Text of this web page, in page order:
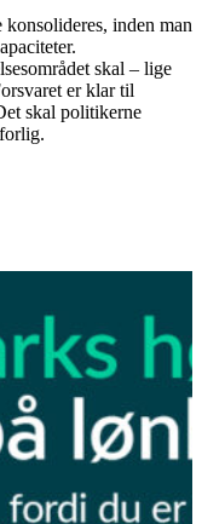
inden man
skal – lige
er klar til
skal politikerne